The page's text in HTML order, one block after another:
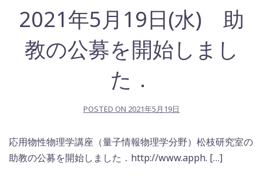
2021年5月19日(水) 助
教の公募を開始しまし
た．
POSTED ON 2021年5月19日
応用物性物理学講座（量子情報物理学分野）松枝研究室の
助教の公募を開始しました．http://www.apph. […]